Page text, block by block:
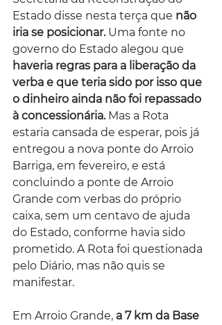
Estado disse nesta terça que não
iria se posicionar. Uma fonte no
governo do Estado alegou que
haveria regras para a liberação da
verba e que teria sido por isso que
o dinheiro ainda não foi repassado
à concessionária. Mas a Rota
estaria cansada de esperar, pois já
entregou a nova ponte do Arroio
Barriga, em fevereiro, e está
concluindo a ponte de Arroio
Grande com verbas do próprio
caixa, sem um centavo de ajuda
do Estado, conforme havia sido
prometido. A Rota foi questionada
pelo Diário, mas não quis se
manifestar.
Em Arroio Grande, a 7 km da Base